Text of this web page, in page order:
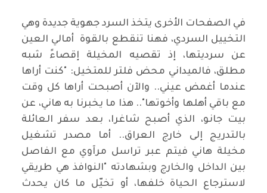
في الصفحات الأخرى يتخذ السرد جهوية جديدة وهي
التخييل السردي، فهنا تنقطع بالقوة أمالي العين
عن سرديتها، إذ تقصيه المخيلة إقصاءً شبه
مطلق، فالميداني محض فلتر للمتخيل: "كنت أراها
عندما أغمض عيني.. والآن أصبحت أراها كل وقت
مع باقي أهلها وأخوتها".. هذا ما يخبرنا به هاني، عن
بيت جانو، الذي أصبح شاغرا، بعد سفر العائلة
بالتدريج إلى خارج العراق.. أما مصدر تشغيل
مخيلة هاني فيتم عبر تراسل مرآوي مع الفاصل
بين الداخل والخارج وبشهادته "النوافذ هي طريقي
لاسترجاع الحياة خلفها، أو تخيّل ما كان يحدث